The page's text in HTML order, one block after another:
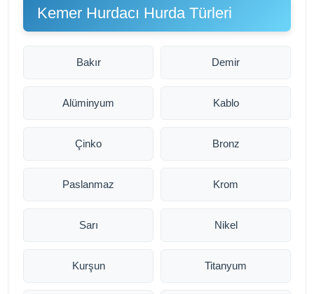
Kemer Hurdacı Hurda Türleri
Bakır Demir
Alüminyum Kablo
Çinko Bronz
Paslanmaz Krom
Sarı Nikel
Kurşun Titanyum